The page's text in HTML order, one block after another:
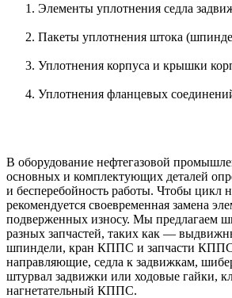
Элементы уплотнения седла
Пакеты уплотнения штока
Уплотнения корпуса и крышки
Уплотнения фланцевых
В оборудование нефтегазовой
основных и комплектующих деталей
и бесперебойность работы. Чтобы цикл
рекомендуется своевременная замена
подверженных износу. Мы предлагаем
разных запчастей, таких как —
шпиндели, кран КППС и запчасти
направляющие, седла к задвижкам,
штурвал задвижки или ходовые гайки,
нагнетательный КППС.